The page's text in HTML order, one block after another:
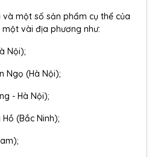
một số sản phẩm cụ thể của
vài địa phương như:
Nội);
Ngọ (Hà Nội);
- Hà Nội);
(Bắc Ninh);